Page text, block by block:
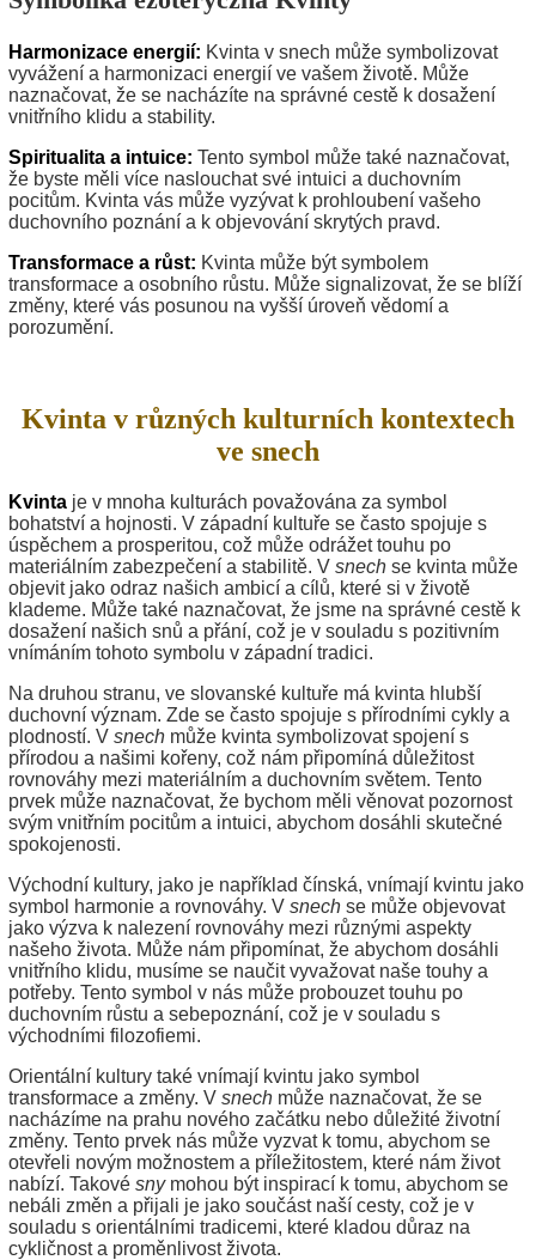
Harmonizace energií: Kvinta v snech může symbolizovat
vyvážení a harmonizaci energií ve vašem životě. Může
naznačovat, že se nacházíte na správné cestě k dosažení
vnitřního klidu a stability.
Spiritualita a intuice: Tento symbol může také naznačovat,
že byste měli více naslouchat své intuici a duchovním
pocitům. Kvinta vás může vyzývat k prohloubení vašeho
duchovního poznání a k objevování skrytých pravd.
Transformace a růst: Kvinta může být symbolem
transformace a osobního růstu. Může signalizovat, že se blíží
změny, které vás posunou na vyšší úroveň vědomí a
porozumění.
Kvinta v různých kulturních kontextech
ve snech
Kvinta je v mnoha kulturách považována za symbol
bohatství a hojnosti. V západní kultuře se často spojuje s
úspěchem a prosperitou, což může odrážet touhu po
materiálním zabezpečení a stabilitě. V snech se kvinta může
objevit jako odraz našich ambicí a cílů, které si v životě
klademe. Může také naznačovat, že jsme na správné cestě k
dosažení našich snů a přání, což je v souladu s pozitivním
vnímáním tohoto symbolu v západní tradici.
Na druhou stranu, ve slovanské kultuře má kvinta hlubší
duchovní význam. Zde se často spojuje s přírodními cykly a
plodností. V snech může kvinta symbolizovat spojení s
přírodou a našimi kořeny, což nám připomíná důležitost
rovnováhy mezi materiálním a duchovním světem. Tento
prvek může naznačovat, že bychom měli věnovat pozornost
svým vnitřním pocitům a intuici, abychom dosáhli skutečné
spokojenosti.
Východní kultury, jako je například čínská, vnímají kvintu jako
symbol harmonie a rovnováhy. V snech se může objevovat
jako výzva k nalezení rovnováhy mezi různými aspekty
našeho života. Může nám připomínat, že abychom dosáhli
vnitřního klidu, musíme se naučit vyvažovat naše touhy a
potřeby. Tento symbol v nás může probouzet touhu po
duchovním růstu a sebepoznání, což je v souladu s
východními filozofiemi.
Orientální kultury také vnímají kvintu jako symbol
transformace a změny. V snech může naznačovat, že se
nacházíme na prahu nového začátku nebo důležité životní
změny. Tento prvek nás může vyzvat k tomu, abychom se
otevřeli novým možnostem a příležitostem, které nám život
nabízí. Takové snymohou být inspirací k tomu, abychom se
nebáli změn a přijali je jako součást naší cesty, což je v
souladu s orientálními tradicemi, které kladou důraz na
cykličnost a proměnlivost života.